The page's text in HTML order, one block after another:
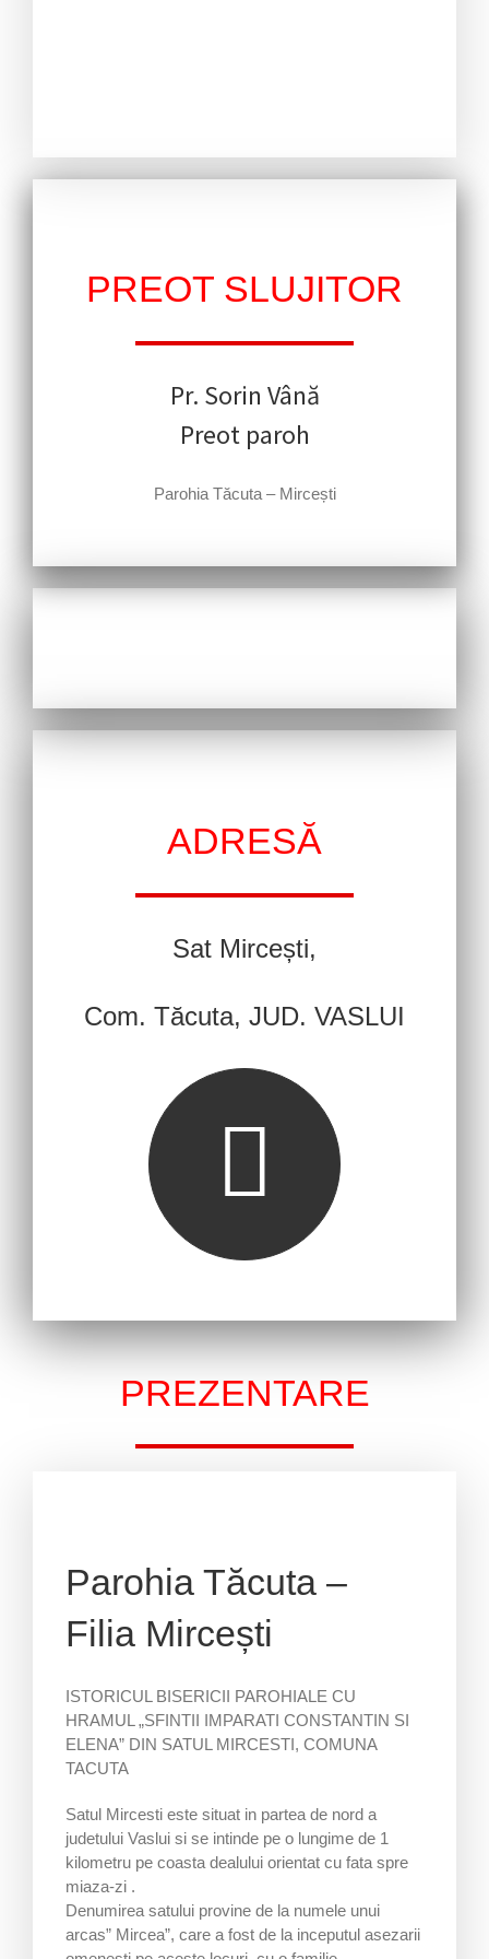
PREOT SLUJITOR
Pr. Sorin Vână
Preot paroh
Parohia Tăcuta – Mircești
ADRESĂ
Sat Mircești,
Com. Tăcuta, JUD. VASLUI
PREZENTARE
Parohia Tăcuta –
Filia Mircești
ISTORICUL BISERICII PAROHIALE CU
HRAMUL „SFINTII IMPARATI CONSTANTIN SI
ELENA” DIN SATUL MIRCESTI, COMUNA
TACUTA
Satul Mircesti este situat in partea de nord a
judetului Vaslui si se intinde pe o lungime de 1
kilometru pe coasta dealului orientat cu fata spre
miaza-zi .
Denumirea satului provine de la numele unui
arcas” Mircea”, care a fost de la inceputul asezarii